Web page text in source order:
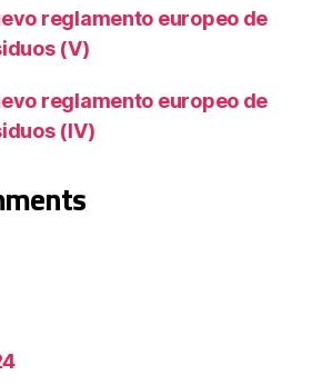
reglamento europeo de
(V)
reglamento europeo de
(IV)